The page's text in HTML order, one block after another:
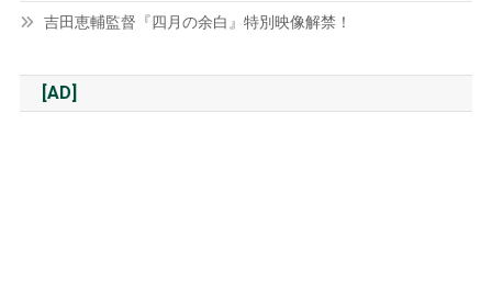
吉田恵輔監督『四月の余白』特別映像解禁！
[AD]